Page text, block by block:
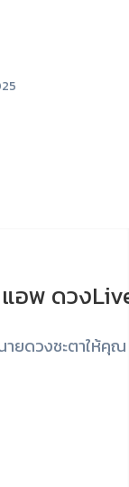
อพ ดวง
ยดวงชะตาให้คุณ